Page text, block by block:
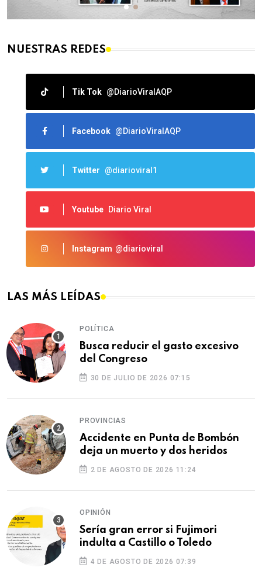
NUESTRAS REDES
Tik Tok @DiarioViralAQP
Facebook @DiarioViralAQP
Twitter @diarioviral1
Youtube Diario Viral
Instagram @diarioviral
LAS MÁS LEÍDAS
POLÍTICA
Busca reducir el gasto excesivo
del Congreso
30 DE JULIO DE 2026 07:15
PROVINCIAS
Accidente en Punta de Bombón
deja un muerto y dos heridos
2 DE AGOSTO DE 2026 11:24
OPINIÓN
Sería gran error si Fujimori
indulta a Castillo o Toledo
4 DE AGOSTO DE 2026 07:39